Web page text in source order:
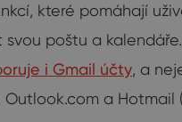
které pomáhají
svou poštu a
i Gmail účty, a
Outlook.com a Hotmail